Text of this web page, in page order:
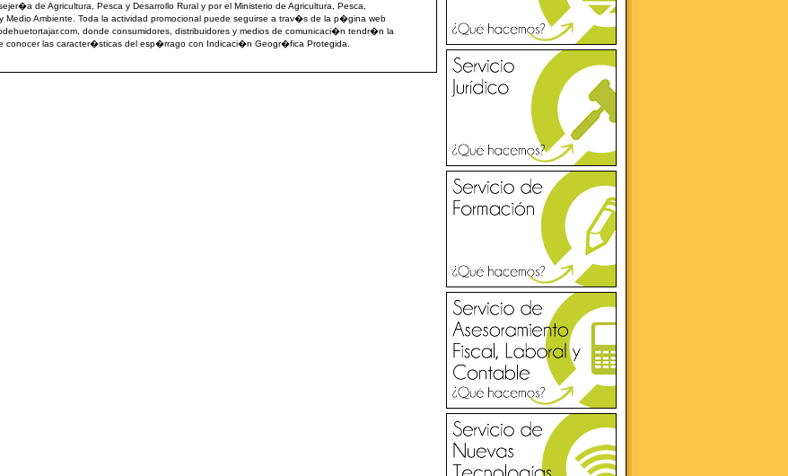
de Agricultura, Pesca y Desarrollo Rural y por el Ministerio de Agricultura, Pesca,
Medio Ambiente. Toda la actividad promocional puede seguirse a trav�s de la p�gina web
donde consumidores, distribuidores y medios de comunicaci�n tendr�n la
conocer las caracter�sticas del esp�rrago con Indicaci�n Geogr�fica Protegida.